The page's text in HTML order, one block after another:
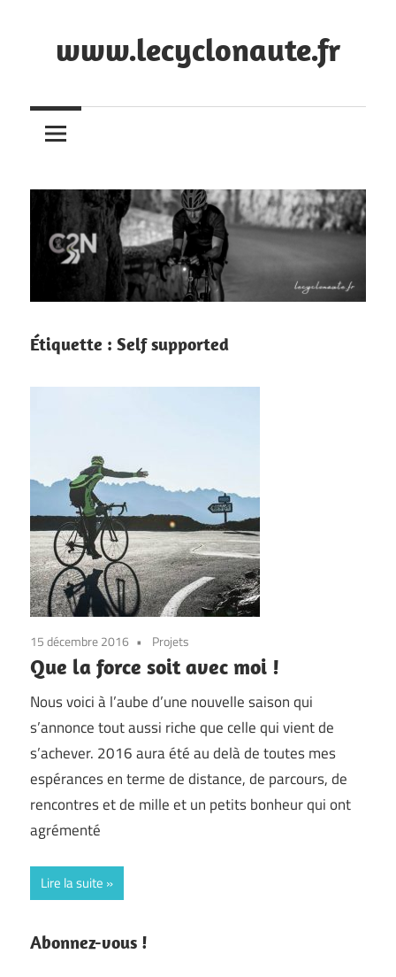
content
www.lecyclonaute.fr
blog
du
Étiquette : Self supported
15 décembre 2016 Projets
Que la force soit avec moi !
Nous voici à l’aube d’une nouvelle saison qui
s’annonce tout aussi riche que celle qui vient de
s’achever. 2016 aura été au delà de toutes mes
espérances en terme de distance, de parcours, de
rencontres et de mille et un petits bonheur qui ont
agrémenté
Lire la suite
Abonnez-vous !